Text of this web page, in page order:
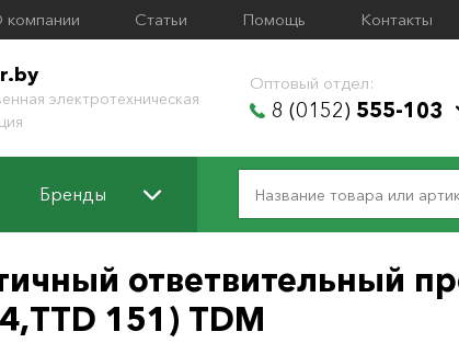
компании Статьи Помощь Контакты
электротехническая
Оптовый отдел:
8 (0152) 555-103
Бренды
ответвительный
151) TDM